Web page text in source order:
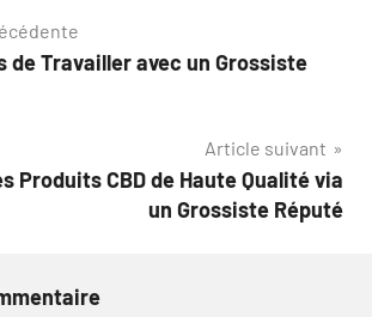
de Travailler avec un Grossiste
Article suivant
Produits CBD de Haute Qualité via
un Grossiste Réputé